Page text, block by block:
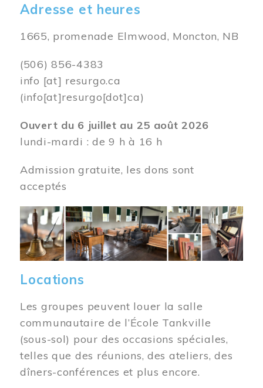
Adresse et heures
1665, promenade Elmwood, Moncton, NB
(506) 856-4383
info [at] resurgo.ca
(info[at]resurgo[dot]ca)
Ouvert du 6 juillet au 25 août 2026
lundi-mardi : de 9 h à 16 h
Admission gratuite, les dons sont
acceptés
Image
Locations
Les groupes peuvent louer la salle
communautaire de l’École Tankville
(sous-sol) pour des occasions spéciales,
telles que des réunions, des ateliers, des
dîners-conférences et plus encore.